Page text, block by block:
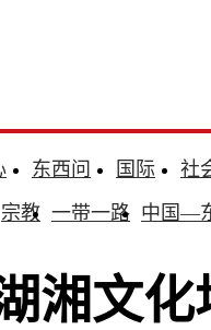
东西问 国际
社
宗教 一带一路 中国—
湘文